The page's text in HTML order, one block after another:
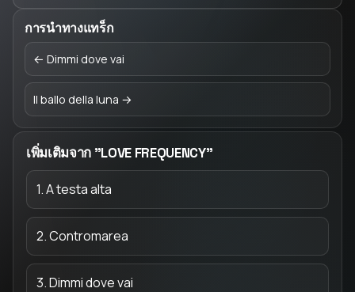
การนำทางแทร็ก
← Dimmi dove vai
Il ballo della luna →
เพิ่มเติมจาก "LOVE FREQUENCY"
1. A testa alta
2. Contromarea
3. Dimmi dove vai